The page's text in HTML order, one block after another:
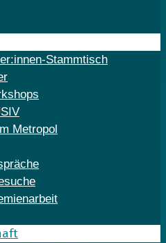
Stammtisch
Metropol